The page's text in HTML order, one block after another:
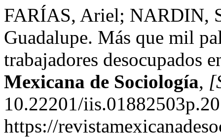
FARÍAS, Ariel; NARDIN,
Guadalupe. Más que mil
trabajadores desocupados
Mexicana de Sociología,
10.22201/
https://